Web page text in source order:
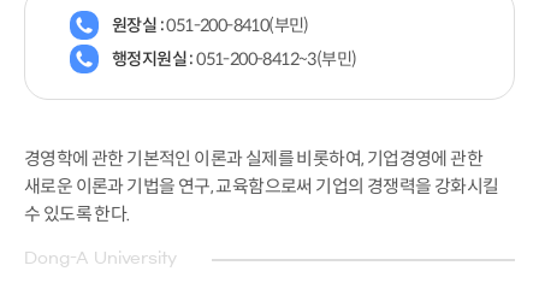
원장실 :051-200-8410(부민)
행정지원실 :051-200-8412~3(부민)
경영학에 관한 기본적인 이론과 실제를 비롯하여, 기업경영에 관한
새로운 이론과 기법을 연구, 교육함으로써 기업의 경쟁력을 강화시킬
수 있도록 한다.
Dong-A University